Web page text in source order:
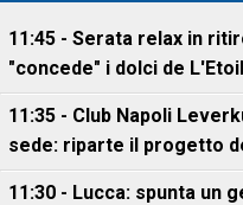
11:45 - Serata relax in
"concede" i dolci de
11:35 - Club Napoli
sede: riparte il progetto
11:30 - Lucca: spunta un